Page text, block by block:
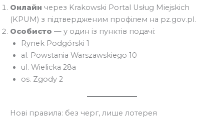
Онлайн через Krakowski Portal Usług Miejskich
(KPUM) з підтвердженим профілем на pz.gov.pl.
Особисто — у один із пунктів подачі:
Rynek Podgórski 1
al. Powstania Warszawskiego 10
ul. Wielicka 28a
os. Zgody 2
Нові правила: без черг, лише лотерея